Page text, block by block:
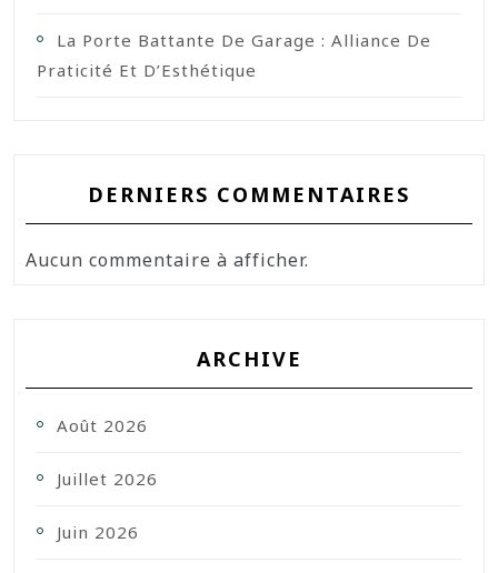
La Porte Battante De Garage : Alliance De
Praticité Et D’Esthétique
DERNIERS COMMENTAIRES
Aucun commentaire à afficher.
ARCHIVE
Août 2026
Juillet 2026
Juin 2026